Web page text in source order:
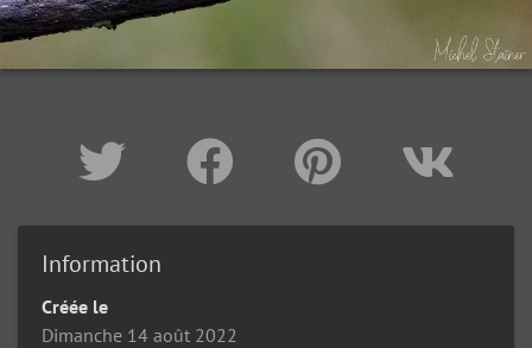
Information
Créée le
Dimanche 14 août 2022